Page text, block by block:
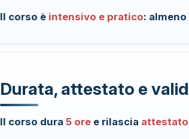
Il corso è intensivo e pratico:
Durata, attestato e
Il corso dura 5 oree rilascia attestato